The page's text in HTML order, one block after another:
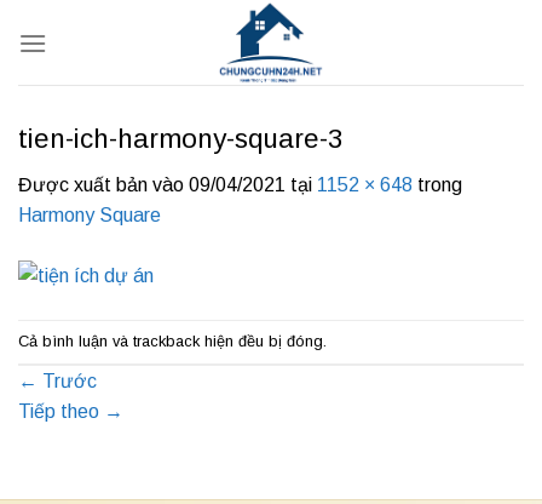
qua
tien-ich-harmony-square-3
Được xuất bản vào 09/04/2021 tại 1152 × 648 trong
Harmony Square
Cả bình luận và trackback hiện đều bị đóng.
← Trước
Tiếp theo →